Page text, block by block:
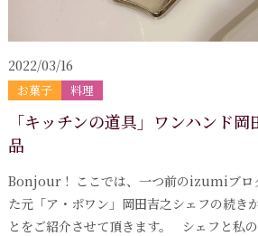
2022/03/16
お菓子 料理
「キッチンの道具」ワンハンド
品
Bonjour ! ここでは、一つ前のizumiブロ
た元「ア・ポワン」岡田吉之シェフの続き
とをご紹介させて頂きます。 シェフと私